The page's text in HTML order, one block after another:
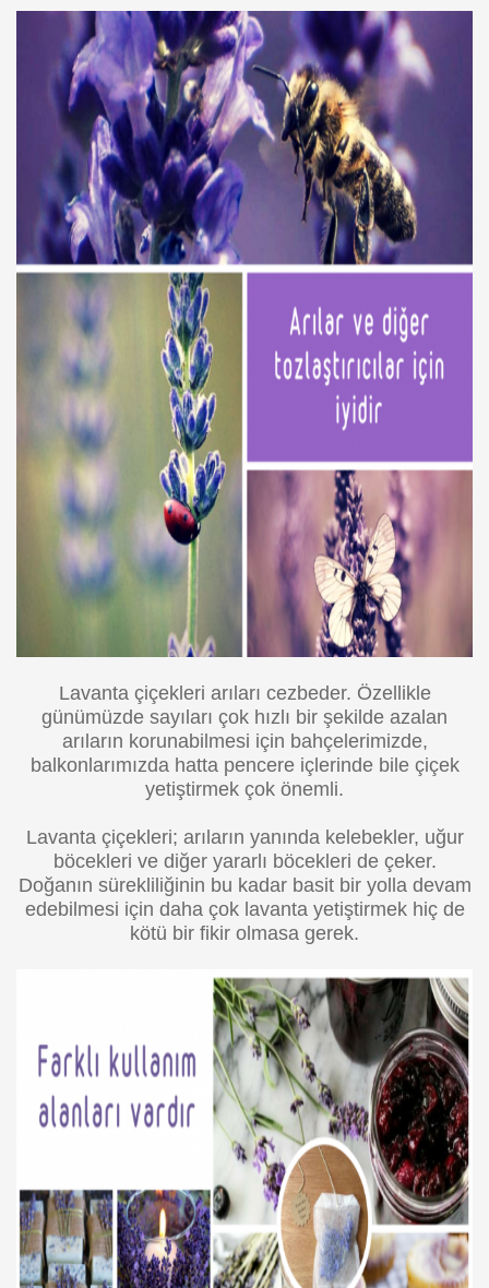
Lavanta çiçekleri arıları cezbeder. Özellikle
günümüzde sayıları çok hızlı bir şekilde azalan
arıların korunabilmesi için bahçelerimizde,
balkonlarımızda hatta pencere içlerinde bile çiçek
yetiştirmek çok önemli.
Lavanta çiçekleri; arıların yanında kelebekler, uğur
böcekleri ve diğer yararlı böcekleri de çeker.
Doğanın sürekliliğinin bu kadar basit bir yolla devam
edebilmesi için daha çok lavanta yetiştirmek hiç de
kötü bir fikir olmasa gerek.